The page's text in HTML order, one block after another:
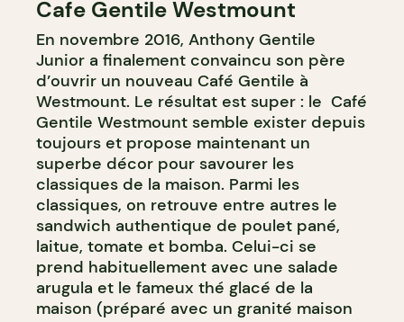
CAFÉ
COMPTOIR
Cafe Gentile Westmount
En novembre 2016, Anthony Gentile
Junior a finalement convaincu son père
d’ouvrir un nouveau Café Gentile à
Westmount. Le résultat est super : le Café
Gentile Westmount semble exister depuis
toujours et propose maintenant un
superbe décor pour savourer les
classiques de la maison. Parmi les
classiques, on retrouve entre autres le
sandwich authentique de poulet pané,
laitue, tomate et bomba. Celui-ci se
prend habituellement avec une salade
arugula et le fameux thé glacé de la
maison (préparé avec un granité maison